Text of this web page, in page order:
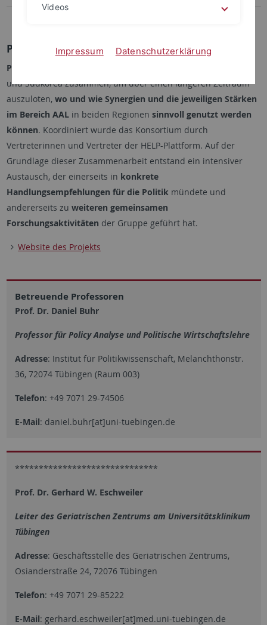
PleasureHome
PleasureHome
und Südkorea zusammen, um über einen längeren Zeitraum
auszuloten, wo und wie Synergien und die jeweiligen Stärken
im Bereich AALin beiden Regionen sinnvoll genutzt werden
können. Koordiniert wurde das Konsortium durch
Vertreterinnen und Vertreter der HELP-Plattform. Auf der
Grundlage dieser Zusammenarbeit entstand ein intensiver
Austausch, der einerseits in konkrete
Handlungsempfehlungen für die Politikmündete und
andererseits zu weiteren gemeinsamen
Forschungsaktivitäten der Gruppe geführt hat.
Website des Projekts
Betreuende Professoren
Prof. Dr. Daniel Buhr
Professor für Policy Analyse und Politische Wirtschaftslehre
Adresse: Institut für Politikwissenschaft, Melanchthonstr.
36, 72074 Tübingen (Raum 003)
Telefon: +49 7071 29-74506
E-Mail: daniel.buhr[at]uni-tuebingen.de
******************************
Prof. Dr. Gerhard W. Eschweiler
Leiter des Geriatrischen Zentrums am Universitätsklinikum
Tübingen
Adresse: Geschäftsstelle des Geriatrischen Zentrums,
Osianderstraße 24, 72076 Tübingen
Telefon: +49 7071 29-85222
E-Mail: gerhard.eschweiler[at]med.uni-tuebingen.de
Videos
Impressum Datenschutzerklärung